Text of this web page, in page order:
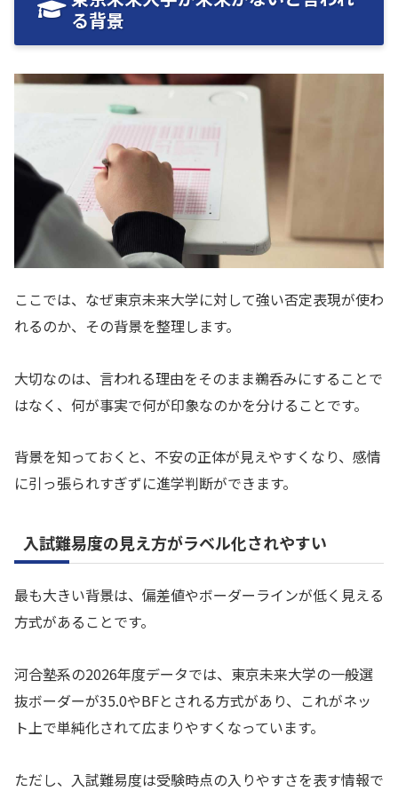
る背景
ここでは、なぜ東京未来大学に対して強い否定表現が使わ
れるのか、その背景を整理します。
大切なのは、言われる理由をそのまま鵜呑みにすることで
はなく、何が事実で何が印象なのかを分けることです。
背景を知っておくと、不安の正体が見えやすくなり、感情
に引っ張られすぎずに進学判断ができます。
入試難易度の見え方がラベル化されやすい
最も大きい背景は、偏差値やボーダーラインが低く見える
方式があることです。
河合塾系の2026年度データでは、東京未来大学の一般選
抜ボーダーが35.0やBFとされる方式があり、これがネッ
ト上で単純化されて広まりやすくなっています。
ただし、入試難易度は受験時点の入りやすさを表す情報で